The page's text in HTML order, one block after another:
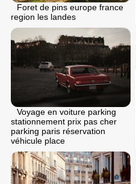
Foret de pins europe france
region les landes
Voyage en voiture parking
stationnement prix pas cher
parking paris réservation
véhicule place